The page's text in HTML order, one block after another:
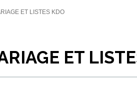
ET LISTES KDO
ET